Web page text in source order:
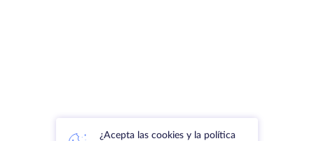
¿Acepta las cookies y la política